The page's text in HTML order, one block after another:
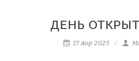
ДЕНЬ
17 Апр 2025